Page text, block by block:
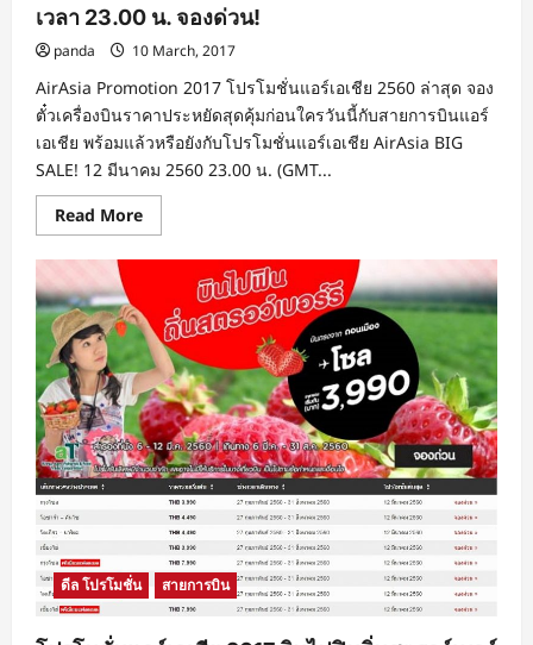
เวลา 23.00 น. จองด่วน!
panda 10 March, 2017
AirAsia Promotion 2017 โปรโมชั่นแอร์เอเชีย 2560 ล่าสุด จอง
ตั๋วเครื่องบินราคาประหยัดสุดคุ้มก่อนใครวันนี้กับสายการบินแอร์
เอเชีย พร้อมแล้วหรือยังกับโปรโมชั่นแอร์เอเชีย AirAsia BIG
SALE! 12 มีนาคม 2560 23.00 น. (GMT...
Read MoreRead
more
โปร
แอร์
เอเชีย
2017
BIG
SALE!
12
มี.ค.
60
เวลา
23.00
น.
จอง
ด่วน!
ดีล โปรโมชั่น สายการบิน